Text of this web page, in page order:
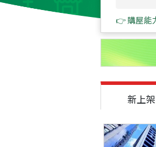
👉 購屋能
新上架